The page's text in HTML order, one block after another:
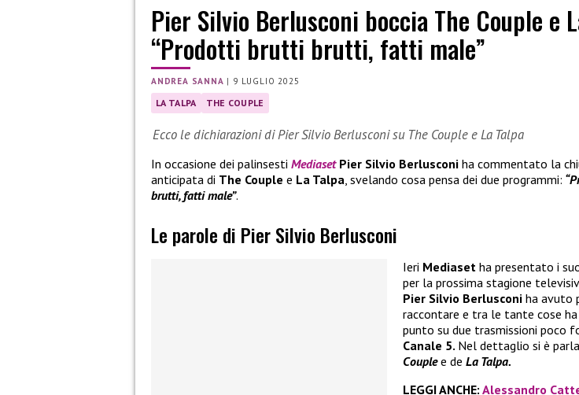
Pier Silvio Berlusconi boccia The Couple e
“Prodotti brutti brutti, fatti male”
ANDREA SANNA | 9 LUGLIO 2025
LA TALPA THE COUPLE
Ecco le dichiarazioni di Pier Silvio Berlusconi su The Couple e La Talpa
In occasione dei palinsesti Mediaset Pier Silvio Berlusconi ha commentato la
anticipata di The Couple e La Talpa, svelando cosa pensa dei due programmi:
brutti, fatti male”.
Le parole di Pier Silvio Berlusconi
Ieri Mediaset ha presentato i
per la prossima stagione
Pier Silvio Berlusconi ha avuto
raccontare e tra le tante cose
punto su due trasmissioni poco
Canale 5. Nel dettaglio si è
Couplee de La Talpa.
LEGGI ANCHE: Alessandro